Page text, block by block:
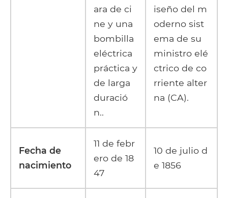
ara de ci
ne y una
bombilla
eléctrica
práctica y
de larga
duració
n..
iseño del m
oderno sist
ema de su
ministro elé
ctrico de co
rriente alter
na (CA).
Fecha de
nacimiento
11 de febr
ero de 18
47
10 de julio d
e 1856